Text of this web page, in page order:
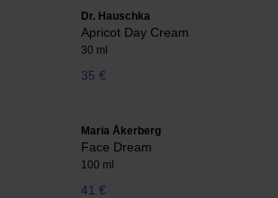
Dr. Hauschka
Apricot Day Cream
30 ml
35 €
Maria Åkerberg
Face Dream
100 ml
41 €